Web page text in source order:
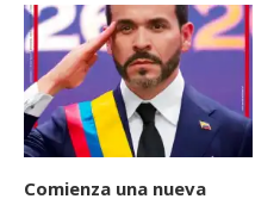
Comienza una nueva